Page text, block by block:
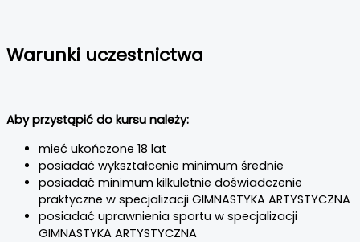
Warunki uczestnictwa
Aby przystąpić do kursu należy:
mieć ukończone 18 lat
posiadać wykształcenie minimum średnie
posiadać minimum kilkuletnie doświadczenie
praktyczne w specjalizacji GIMNASTYKA ARTYSTYCZNA
posiadać uprawnienia sportu w specjalizacji
GIMNASTYKA ARTYSTYCZNA